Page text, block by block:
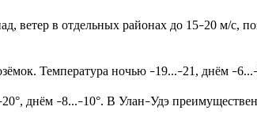
ветер в отдельных районах до 15–20 м/с,
Температура ночью –19...–21, днём –6...
20°, днём –8...–10°. В Улан–Удэ